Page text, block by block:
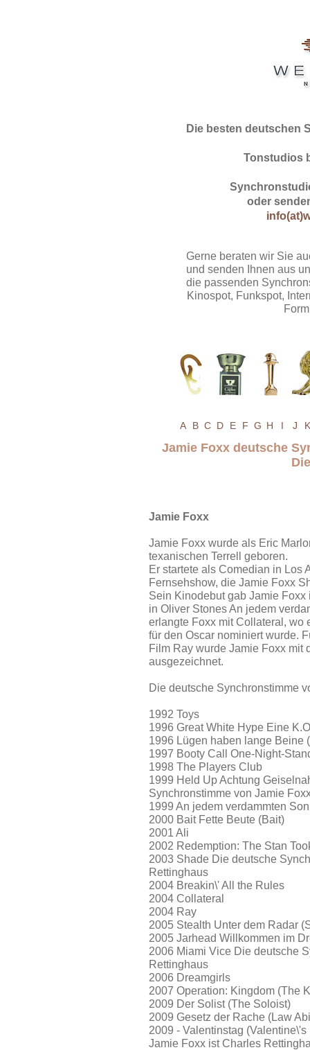
Die besten deutschen
Tonstudios
oder
Gerne beraten wir Sie
und senden Ihnen aus
die passenden
Kinospot, Funkspot,
A B C D E F G H I J K
Jamie Foxx deutsche
Jamie Foxx
Jamie Foxx wurde als Eric
texanischen Terrell geboren.
Er startete als Comedian in Los
Fernsehshow, die Jamie Foxx
Sein Kinodebut gab Jamie Foxx
in Oliver Stones An jedem
erlangte Foxx mit Collateral, wo
für den Oscar nominiert wurde.
Film Ray wurde Jamie Foxx mit
ausgezeichnet.
Die deutsche Synchronstimme
1992 Toys
1996 Great White Hype Eine
1996 Lügen haben lange Beine
1997 Booty Call One-Night-
1998 The Players Club
1999 Held Up Achtung
Synchronstimme von Jamie
1999 An jedem verdammten
2000 Bait Fette Beute (Bait)
2001 Ali
2002 Redemption: The Stan
2003 Shade Die deutsche
Rettinghaus
2004 Breakin\' All the Rules
2004 Collateral
2004 Ray
2005 Stealth Unter dem Radar
2005 Jarhead Willkommen im
2006 Miami Vice Die deutsche
Rettinghaus
2006 Dreamgirls
2007 Operation: Kingdom (The
2009 Der Solist (The Soloist)
2009 Gesetz der Rache (Law
2009 - Valentinstag
Jamie Foxx ist Charles